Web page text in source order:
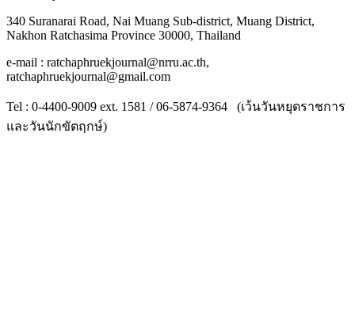
340 Suranarai Road, Nai Muang Sub-district, Muang District,
Nakhon Ratchasima Province 30000, Thailand
e-mail : ratchaphruekjournal@nrru.ac.th,
ratchaphruekjournal@gmail.com
Tel : 0-4400-9009 ext. 1581 / 06-5874-9364 (เว้นวันหยุดราชการ
และวันนักขัตฤกษ์)